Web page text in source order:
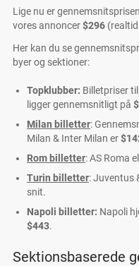
Lige nu er
vores annoncer$296
Her kan du se
byer og sektioner:
Topklubber: Billetpriser
ligger gennemsnitligt på
Milan billetter:
Milan & Inter Milan er
Rom billetter: AS Roma
Turin billetter: Juventus
snit.
Napoli billetter: Napoli
$443.
Sektionsbaserede